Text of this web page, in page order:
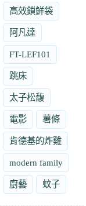
高效鎖鮮袋
阿凡達
FT-LEF101
跳床
太子松馥
電影 薯條
肯德基的炸雞
modern family
廚藝 蚊子